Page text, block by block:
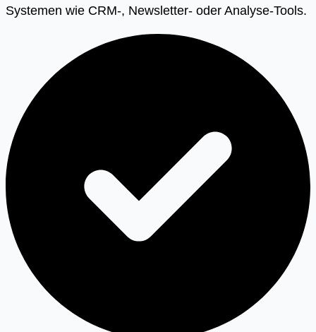
Systemen wie CRM-, Newsletter- oder Analyse-Tools.